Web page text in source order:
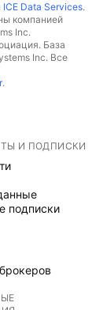
ICE Data Services.
компанией
Inc.
База
Inc. Все
.
И ПОДПИСКИ
подписки